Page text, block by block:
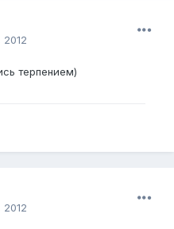
терпением)